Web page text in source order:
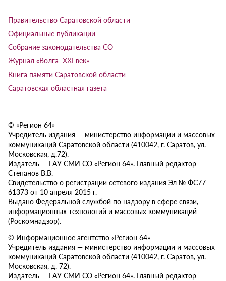
Правительство Саратовской области
Официальные публикации
Собрание законодательства СО
Журнал «Волга XXI век»
Книга памяти Саратовской области
Саратовская областная газета
© «Регион 64»
Учредитель издания — министерство информации и массовых
коммуникаций Саратовской области (410042, г. Саратов, ул.
Московская, д.72).
Издатель — ГАУ СМИ СО «Регион 64». Главный редактор
Степанов В.В.
Свидетельство о регистрации сетевого издания Эл № ФС77-
61373 от 10 апреля 2015 г.
Выдано Федеральной службой по надзору в сфере связи,
информационных технологий и массовых коммуникаций
(Роскомнадзор).
© Информационное агентство «Регион 64»
Учредитель издания — министерство информации и массовых
коммуникаций Саратовской области (410042, г. Саратов, ул.
Московская, д. 72).
Издатель — ГАУ СМИ СО «Регион 64». Главный редактор